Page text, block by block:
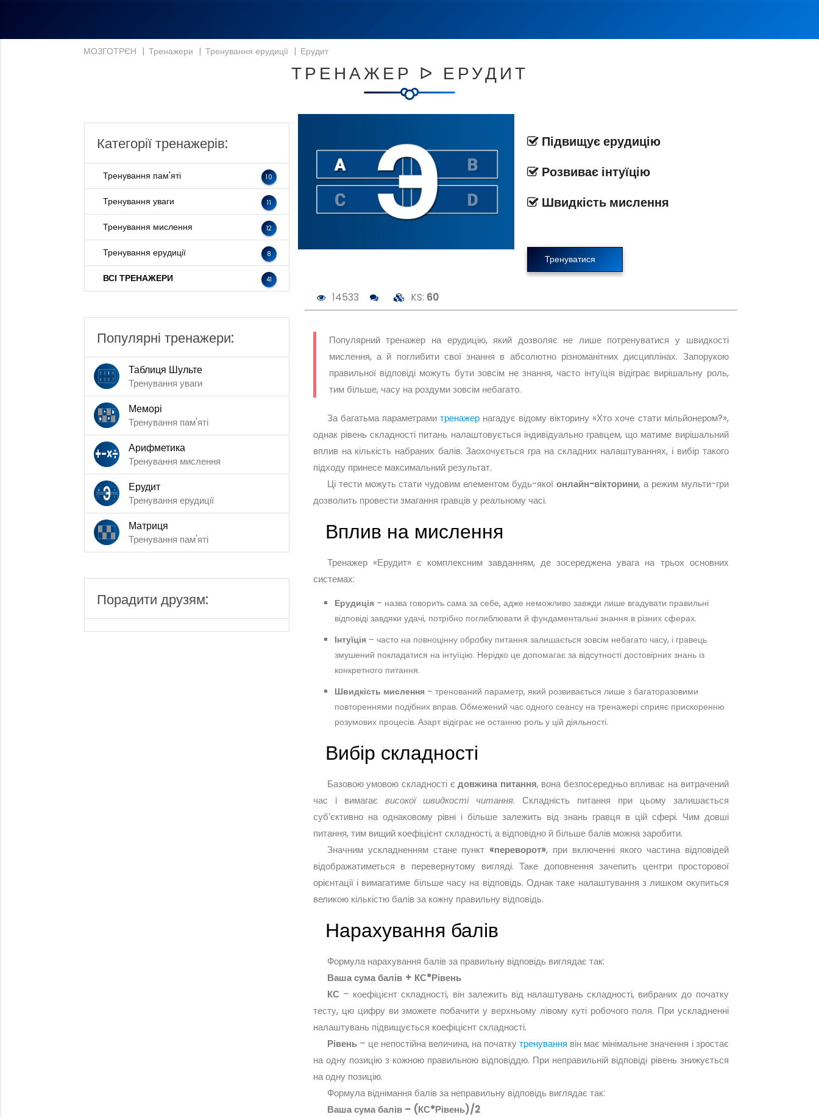
ТРЕНАЖЕР ᐅ ЕРУДИТ
МОЗГОТРЄН | Тренажери | Тренування ерудиції | Ерудит
Категорії тренажерів:
Тренування пам'яті 10
Тренування уваги 11
Тренування мислення 12
Тренування ерудиції 8
ВСІ ТРЕНАЖЕРИ 41
Популярні тренажери:
Таблиця Шульте
Тренування уваги
Меморі
Тренування пам'яті
Арифметика
Тренування мислення
Ерудит
Тренування ерудиції
Матриця
Тренування пам'яті
Порадити друзям:
Підвищує ерудицію
Розвиває інтуїцію
Швидкість мислення
Тренуватися
14533 KS: 60
Популярний тренажер на ерудицію, який дозволяє не лише потренуватися у швидкості
мислення, а й поглибити свої знання в абсолютно різноманітних дисциплінах. Запорукою
правильної відповіді можуть бути зовсім не знання, часто інтуїція відіграє вирішальну роль,
тим більше, часу на роздуми зовсім небагато.
За багатьма параметрамитренажер нагадує відому вікторину «Хто хоче стати мільйонером?»,
однак рівень складності питань налаштовується індивідуально гравцем, що матиме вирішальний
вплив на кількість набраних балів. Заохочується гра на складних налаштуваннях, і вибір такого
підходу принесе максимальний результат.
Ці тести можуть стати чудовим елементом будь-якої онлайн-вікторини, а режим мульти-гри
дозволить провести змагання гравців у реальному часі.
Вплив на мислення
Тренажер «Ерудит» є комплексним завданням, де зосереджена увага на трьох основних
системах:
Ерудиція– назва говорить сама за себе, адже неможливо завжди лише вгадувати правильні
відповіді завдяки удачі, потрібно поглиблювати й фундаментальні знання в різних сферах.
Інтуїція– часто на повноцінну обробку питання залишається зовсім небагато часу, і гравець
змушений покладатися на інтуїцію. Нерідко це допомагає за відсутності достовірних знань із
конкретного питання.
Швидкість мислення– тренований параметр, який розвивається лише з багаторазовими
повтореннями подібних вправ. Обмежений час одного сеансу на тренажері сприяє прискоренню
розумових процесів. Азарт відіграє не останню роль у цій діяльності.
Вибір складності
Базовою умовою складності єдовжина питання, вона безпосередньо впливає на витрачений
час і вимагає високої швидкості читання. Складність питання при цьому залишається
суб’єктивно на однаковому рівні і більше залежить від знань гравця в цій сфері. Чим довші
питання, тим вищий коефіцієнт складності, а відповідно й більше балів можна заробити.
Значним ускладненням стане пункт«переворот», при включенні якого частина відповідей
відображатиметься в перевернутому вигляді. Таке доповнення зачепить центри просторової
орієнтації і вимагатиме більше часу на відповідь. Однак таке налаштування з лишком окупиться
великою кількістю балів за кожну правильну відповідь.
Нарахування балів
Формула нарахування балів за правильну відповідь виглядає так:
Ваша сума балів + КС*Рівень
КС – коефіцієнт складності, він залежить від налаштувань складності, вибраних до початку
тесту, цю цифру ви зможете побачити у верхньому лівому куті робочого поля. При ускладненні
налаштувань підвищується коефіцієнт складності.
Рівень– це непостійна величина, на початкутренування він має мінімальне значення і зростає
на одну позицію з кожною правильною відповіддю. При неправильній відповіді рівень знижується
на одну позицію.
Формула віднімання балів за неправильну відповідь виглядає так:
Ваша сума балів – (КС*Рівень)/2